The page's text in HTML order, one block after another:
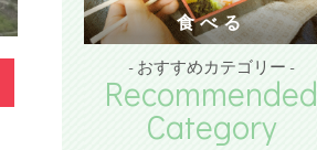
食べる
- おすすめカテゴリー -
Recommended
Category